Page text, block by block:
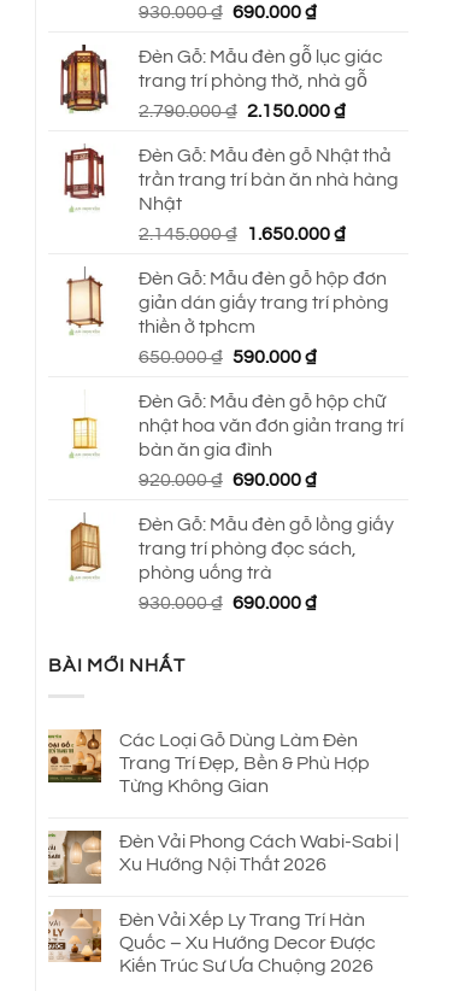
930.000₫ Giá
là:
930.000 ₫.
690.000₫Giá
tại
là:
690.000 ₫.
Đèn Gỗ: Mẫu đèn gỗ lục giác
trang trí phòng thờ, nhà gỗ
2.790.000₫ Giá
là:
2.790.000 ₫.
2.150.000₫Giá
tại
là:
Đèn Gỗ: Mẫu đèn gỗ Nhật thả
trần trang trí bàn ăn nhà hàng
Nhật
2.145.000₫
Giá
là:
2.145.000 ₫.
1.650.000₫Giá
tại
là:
Đèn Gỗ: Mẫu đèn gỗ hộp đơn
giản dán giấy trang trí phòng
thiền ở tphcm
650.000₫ Giá
là:
650.000 ₫.
590.000₫Giá
tại
là:
Đèn Gỗ: Mẫu đèn gỗ hộp chữ
nhật hoa văn đơn giản trang trí
bàn ăn gia đình
920.000₫ Giá
là:
920.000 ₫.
690.000₫Giá
tại
là:
Đèn Gỗ: Mẫu đèn gỗ lồng giấy
trang trí phòng đọc sách,
phòng uống trà
930.000₫ Giá
690.000₫Giá
BÀI MỚI NHẤT
Các Loại Gỗ Dùng Làm Đèn
Trang Trí Đẹp, Bền & Phù Hợp
Từng Không Gian
Đèn Vải Phong Cách Wabi-Sabi |
Xu Hướng Nội Thất 2026
Đèn Vải Xếp Ly Trang Trí Hàn
Quốc – Xu Hướng Decor Được
Kiến Trúc Sư Ưa Chuộng 2026